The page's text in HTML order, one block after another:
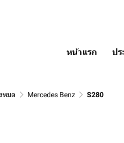
หน้าแรก ปร
หมด Mercedes Benz S280